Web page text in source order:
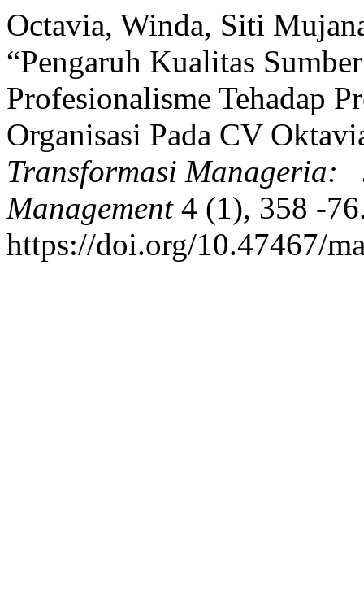
Octavia, Winda, Siti
“Pengaruh Kualitas
Profesionalisme Tehadap
Organisasi Pada CV
Transformasi Manageria:
Management4 (1), 358 -
https://doi.org/10.47467/